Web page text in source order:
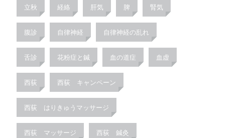
立秋 経絡 肝気 脾 腎気
腹診 自律神経 自律神経の乱れ
舌診 花粉症と鍼 血の道症 血虚
西荻 西荻 キャンペーン
西荻 はりきゅうマッサージ
西荻 マッサージ 西荻 鍼灸